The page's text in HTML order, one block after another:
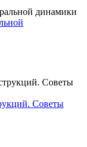
Советы